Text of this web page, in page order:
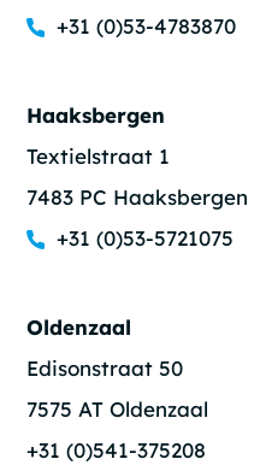
+31 (0)53-4783870
Haaksbergen
Textielstraat 1
7483 PC Haaksbergen
+31 (0)53-5721075
Oldenzaal
Edisonstraat 50
7575 AT Oldenzaal
+31 (0)541-375208